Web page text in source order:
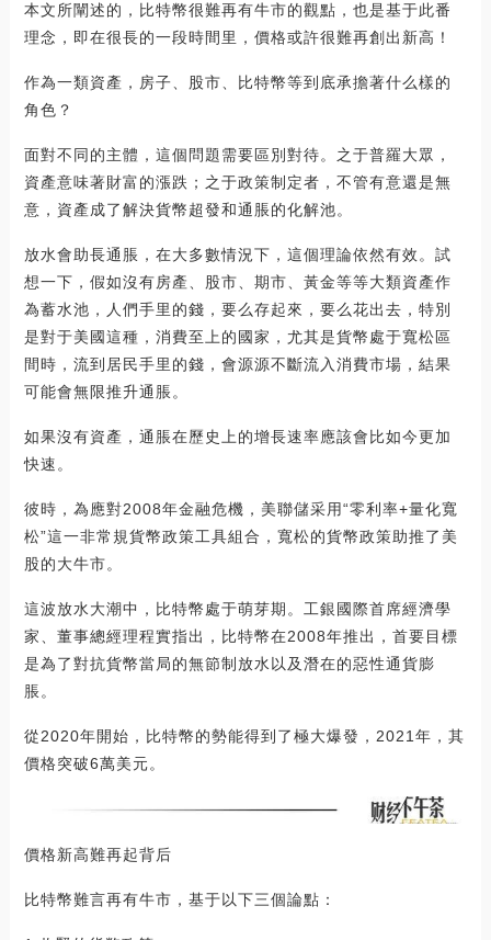
本文所闡述的，比特幣很難再有牛市的觀點，也是基于此番
理念，即在很長的一段時間里，價格或許很難再創出新高！
作為一類資產，房子、股市、比特幣等到底承擔著什么樣的
角色？
面對不同的主體，這個問題需要區別對待。之于普羅大眾，
資產意味著財富的漲跌；之于政策制定者，不管有意還是無
意，資產成了解決貨幣超發和通脹的化解池。
放水會助長通脹，在大多數情況下，這個理論依然有效。試
想一下，假如沒有房產、股市、期市、黃金等等大類資產作
為蓄水池，人們手里的錢，要么存起來，要么花出去，特別
是對于美國這種，消費至上的國家，尤其是貨幣處于寬松區
間時，流到居民手里的錢，會源源不斷流入消費市場，結果
可能會無限推升通脹。
如果沒有資產，通脹在歷史上的增長速率應該會比如今更加
快速。
彼時，為應對2008年金融危機，美聯儲采用“零利率+量化寬
松”這一非常規貨幣政策工具組合，寬松的貨幣政策助推了美
股的大牛市。
這波放水大潮中，比特幣處于萌芽期。工銀國際首席經濟學
家、董事總經理程實指出，比特幣在2008年推出，首要目標
是為了對抗貨幣當局的無節制放水以及潛在的惡性通貨膨
脹。
從2020年開始，比特幣的勢能得到了極大爆發，2021年，其
價格突破6萬美元。
價格新高難再起背后
比特幣難言再有牛市，基于以下三個論點：